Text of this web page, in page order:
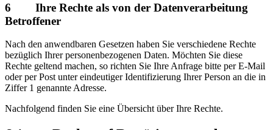
6 Ihre Rechte als von der Datenverarbeitung
Betroffener
Nach den anwendbaren Gesetzen haben Sie verschiedene Rechte
bezüglich Ihrer personenbezogenen Daten. Möchten Sie diese
Rechte geltend machen, so richten Sie Ihre Anfrage bitte per E-Mail
oder per Post unter eindeutiger Identifizierung Ihrer Person an die in
Ziffer 1 genannte Adresse.
Nachfolgend finden Sie eine Übersicht über Ihre Rechte.